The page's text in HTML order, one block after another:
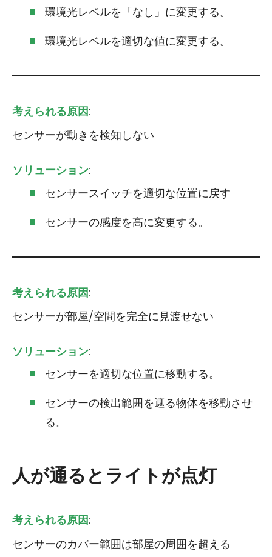
環境光レベルを「なし」に変更する。
環境光レベルを適切な値に変更する。
考えられる原因:
センサーが動きを検知しない
ソリューション:
センサースイッチを適切な位置に戻す
センサーの感度を高に変更する。
考えられる原因:
センサーが部屋/空間を完全に見渡せない
ソリューション:
センサーを適切な位置に移動する。
センサーの検出範囲を遮る物体を移動させ
る。
人が通るとライトが点灯
考えられる原因:
センサーのカバー範囲は部屋の周囲を超える